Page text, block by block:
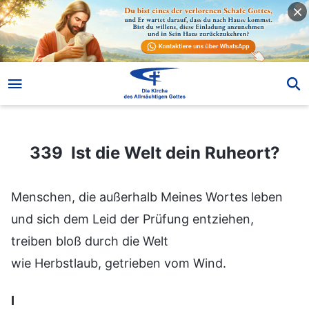
339 Ist die Welt dein Ruheort?
339 Ist die Welt dein Ruheort?
Menschen, die außerhalb Meines Wortes leben
und sich dem Leid der Prüfung entziehen,
treiben bloß durch die Welt
wie Herbstlaub, getrieben vom Wind.
Ⅰ